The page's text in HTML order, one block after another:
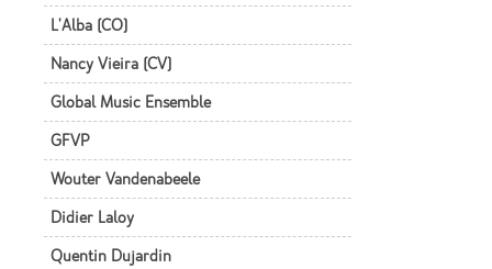
L'Alba (CO)
Nancy Vieira (CV)
Global Music Ensemble
GFVP
Wouter Vandenabeele
Didier Laloy
Quentin Dujardin